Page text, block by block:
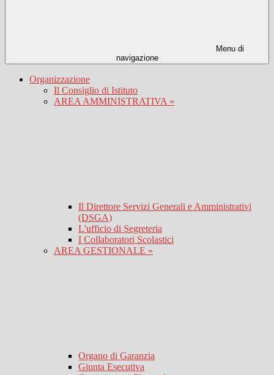
Menu di
navigazione
Organizzazione
Il Consiglio di Istituto
AREA AMMINISTRATIVA »
Il Direttore Servizi Generali e Amministrativi
(DSGA)
L'ufficio di Segreteria
I Collaboratori Scolastici
AREA GESTIONALE »
Organo di Garanzia
Giunta Esecutiva